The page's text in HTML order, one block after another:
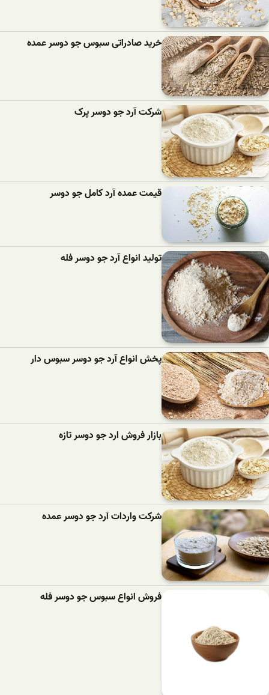
خرید صادراتی سبوس جو دوسر عمده
شرکت آرد جو دوسر پرک
قیمت عمده آرد کامل جو دوسر
تولید انواع آرد جو دوسر فله
پخش انواع آرد جو دوسر سبوس دار
بازار فروش ارد جو دوسر تازه
شرکت واردات آرد جو دوسر عمده
فروش انواع سبوس جو دوسر فله